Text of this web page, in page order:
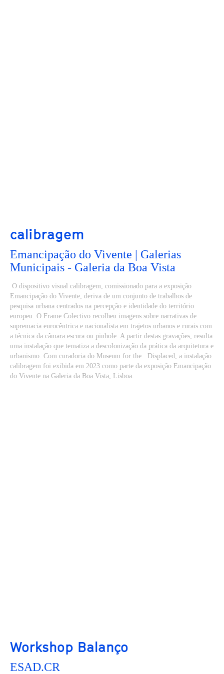
calibragem
Emancipação do Vivente | Galerias
Municipais - Galeria da Boa Vista
O dispositivo visual calibragem, comissionado para a exposição
Emancipação do Vivente, deriva de um conjunto de trabalhos de
pesquisa urbana centrados na percepção e identidade do território
europeu. O Frame Colectivo recolheu imagens sobre narrativas de
supremacia eurocêntrica e nacionalista em trajetos urbanos e rurais com
a técnica da câmara escura ou pinhole. A partir destas gravações, resulta
uma instalação que tematiza a descolonização da prática da arquitetura e
urbanismo. Com curadoria do Museum for the Displaced, a instalação
calibragem foi exibida em 2023 como parte da exposição Emancipação
do Vivente na Galeria da Boa Vista, Lisboa.
Workshop Balanço
ESAD.CR